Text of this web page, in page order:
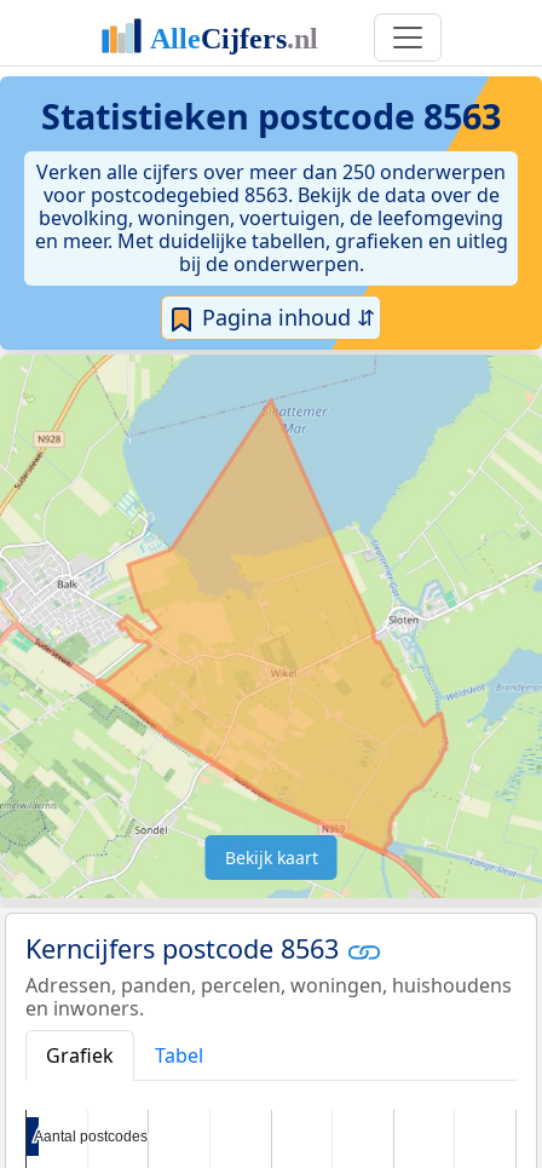
Statistieken postcode 8563
Verken alle cijfers over meer dan 250 onderwerpen
voor postcodegebied 8563. Bekijk de data over de
bevolking, woningen, voertuigen, de leefomgeving
en meer. Met duidelijke tabellen, grafieken en uitleg
bij de onderwerpen.
Pagina inhoud ⇵
Bekijk kaart
Kerncijfers postcode 8563
Adressen, panden, percelen, woningen, huishoudens
en inwoners.
Grafiek
Tabel
Aantal postcodes
Aantal postcodes